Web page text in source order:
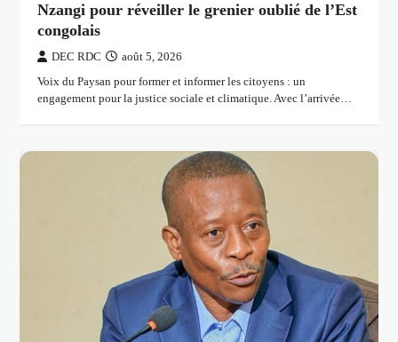
Nzangi pour réveiller le grenier oublié de l’Est
congolais
DEC RDC août 5, 2026
Voix du Paysan pour former et informer les citoyens : un
engagement pour la justice sociale et climatique. Avec l’arrivée…